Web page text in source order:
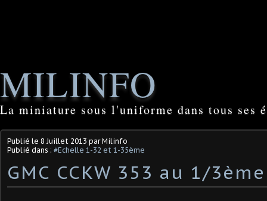
MILINFO
La miniature sous l'uniforme dans tous ses
Publié le 8 Juillet 2013 par Milinfo
Publié dans : #Echelle 1-32 et 1-35ème
GMC CCKW 353 au 1/